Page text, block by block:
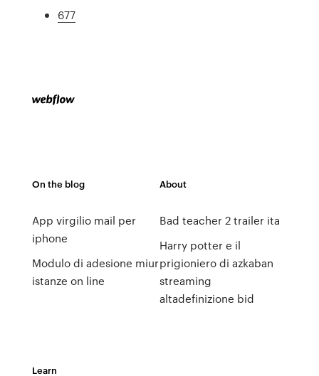
677
On the blog
App virgilio mail per
iphone
Modulo di adesione miur
istanze on line
About
Bad teacher 2 trailer ita
Harry potter e il
prigioniero di azkaban
streaming
altadefinizione bid
Learn